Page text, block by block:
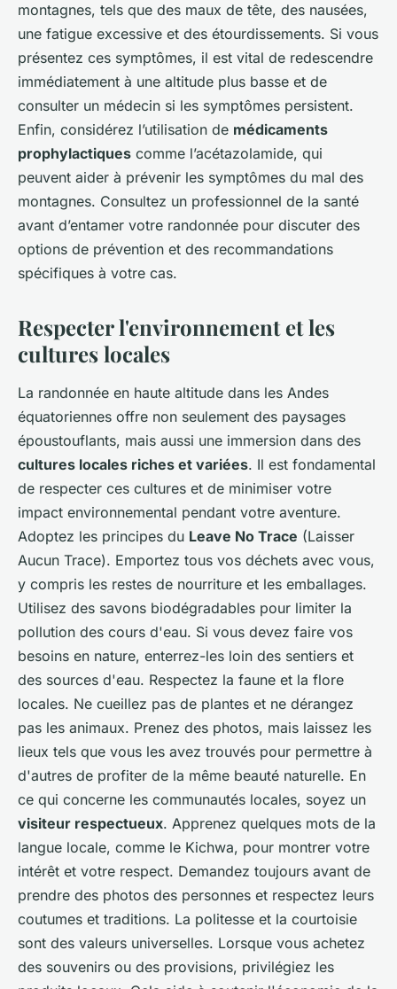
montagnes, tels que des maux de tête, des nausées,
une fatigue excessive et des étourdissements. Si vous
présentez ces symptômes, il est vital de redescendre
immédiatement à une altitude plus basse et de
consulter un médecin si les symptômes persistent.
Enfin, considérez l’utilisation de médicaments
prophylactiques comme l’acétazolamide, qui
peuvent aider à prévenir les symptômes du mal des
montagnes. Consultez un professionnel de la santé
avant d’entamer votre randonnée pour discuter des
options de prévention et des recommandations
spécifiques à votre cas.
Respecter l'environnement et les
cultures locales
La randonnée en haute altitude dans les Andes
équatoriennes offre non seulement des paysages
époustouflants, mais aussi une immersion dans des
cultures locales riches et variées. Il est fondamental
de respecter ces cultures et de minimiser votre
impact environnemental pendant votre aventure.
Adoptez les principes du Leave No Trace (Laisser
Aucun Trace). Emportez tous vos déchets avec vous,
y compris les restes de nourriture et les emballages.
Utilisez des savons biodégradables pour limiter la
pollution des cours d'eau. Si vous devez faire vos
besoins en nature, enterrez-les loin des sentiers et
des sources d'eau. Respectez la faune et la flore
locales. Ne cueillez pas de plantes et ne dérangez
pas les animaux. Prenez des photos, mais laissez les
lieux tels que vous les avez trouvés pour permettre à
d'autres de profiter de la même beauté naturelle. En
ce qui concerne les communautés locales, soyez un
visiteur respectueux. Apprenez quelques mots de la
langue locale, comme le Kichwa, pour montrer votre
intérêt et votre respect. Demandez toujours avant de
prendre des photos des personnes et respectez leurs
coutumes et traditions. La politesse et la courtoisie
sont des valeurs universelles. Lorsque vous achetez
des souvenirs ou des provisions, privilégiez les